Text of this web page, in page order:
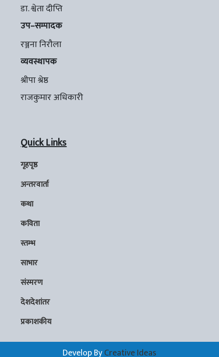
डा. श्वेता दीप्ति
उप–सम्पादक
रञ्जना निरौला
व्यवस्थापक
श्रीपा श्रेष्ठ
राजकुमार अधिकारी
Quick Links
गृहपृष्ठ
अन्तरवार्ता
कथा
कविता
स्तम्भ
साभार
संस्मरण
देशदेशांतर
प्रकाशकीय
Develop ByCreative Ideas